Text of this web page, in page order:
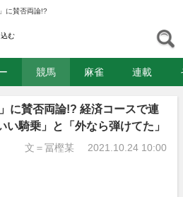
に賛否両論!?
む
競馬 麻雀 連載
に賛否両論!? 経済コースで連
騎乗」と「外なら弾けてた」
文＝冨樫某 2021.10.24 10:00